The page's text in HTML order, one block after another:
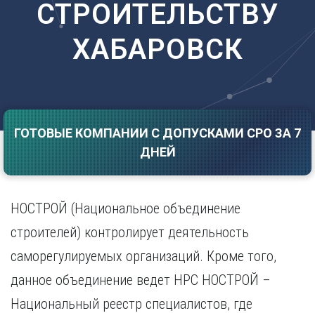
Волгоград
Воронеж
Иваново
Ижевск
Иркутск
К
Казань
Калининград
Калуга
Кемерово
Киров
Краснодар
Красноярск
Саратов
Симферополь
Смоленск
Ставрополь
Тамбов
Тольятти
Тула
Тюмень
У
Улан-Удэ
Ульяновск
Уфа
СТРОИТЕЛЬСТВУ
ХАБАРОВСК
ГОТОВЫЕ КОМПАНИИ С ДОПУСКАМИ СРО ЗА 7
ДНЕЙ
НОСТРОЙ (Национальное объединение
строителей) контролирует деятельность
саморегулируемых организаций. Кроме того,
данное объединение ведет НРС НОСТРОЙ –
Национальный реестр специалистов, где